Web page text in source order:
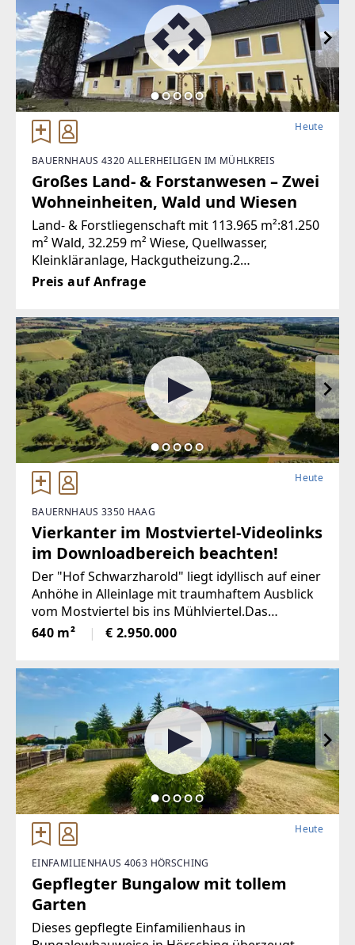
Heute
BAUERNHAUS 4320 ALLERHEILIGEN IM MÜHLKREIS
Großes Land- & Forstanwesen – Zwei
Wohneinheiten, Wald und Wiesen
Land- & Forstliegenschaft mit 113.965 m²:81.250
m² Wald, 32.259 m² Wiese, Quellwasser,
Kleinkläranlage, Hackgutheizung.2
Wohneinheiten: OG saniert; EG im
Urzustand.Gesamt ca. 878 m² Wohn-/Nutzfläche
Preis auf Anfrage
Heute
BAUERNHAUS 3350 HAAG
Vierkanter im Mostviertel-Videolinks
im Downloadbereich beachten!
Der "Hof Schwarzharold" liegt idyllisch auf einer
Anhöhe in Alleinlage mit traumhaftem Ausblick
vom Mostviertel bis ins Mühlviertel.Das
Grundstück ist arrondiert und umfasst
640 m² € 2.950.000
Heute
EINFAMILIENHAUS 4063 HÖRSCHING
Gepflegter Bungalow mit tollem
Garten
Dieses gepflegte Einfamilienhaus in